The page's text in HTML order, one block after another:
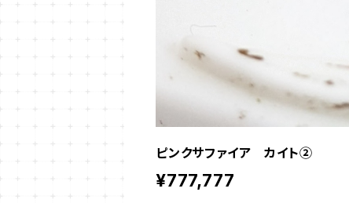
ピンクサファイア カイト②
¥777,777